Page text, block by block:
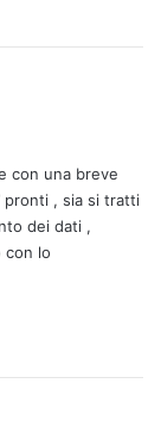
con una breve
pronti , sia si tratti
dei dati ,
con lo